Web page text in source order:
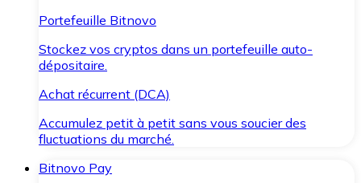
Portefeuille Bitnovo
Stockez vos cryptos dans un portefeuille auto-
dépositaire.
Achat récurrent (DCA)
Accumulez petit à petit sans vous soucier des
fluctuations du marché.
Bitnovo Pay